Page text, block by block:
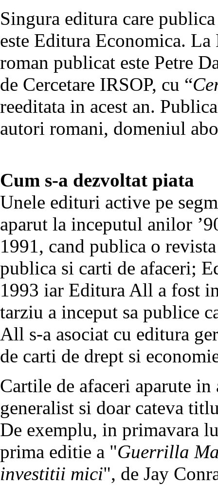
Singura editura care
este Editura Economica.
roman publicat este Petre
de Cercetare IRSOP, cu “
reeditata in acest an.
autori romani, domeniul
Cum s-a dezvoltat piata
Unele edituri active pe
aparut la inceputul anilor
1991, cand publica o
publica si carti de afaceri;
1993 iar Editura All a fost
tarziu a inceput sa publice
All s-a asociat cu editura
de carti de drept si
Cartile de afaceri aparute in
generalist si doar cateva
De exemplu, in primavara
prima editie a "Guerrilla
investitii mici", de Jay